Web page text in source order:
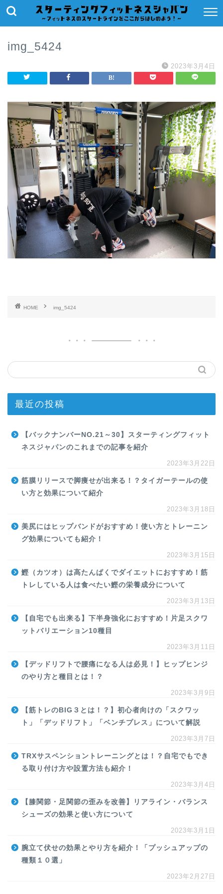
img_5424
2023年3月4日
HOME img_5424
最近の投稿
【バックナンバーNO.21～30】スターティングフィット
ネスジャパンのこれまでの記事を紹介
2023年3月22日
筋膜リリースで脚痩せが出来る！？タイガーテールの使
い方と効果について紹介
2023年3月18日
美尻にはヒップバンドがおすすめ！使い方とトレーニン
グ効果についても紹介！
2023年3月15日
鰹（カツオ）は高たんぱくでダイエットにおすすめ！筋
トレしている人は食べたい鰹の栄養成分について
2023年3月13日
【自宅でも出来る】下半身強化におすすめ！片足スクワ
ットバリエーション10種目
2023年3月11日
【デッドリフトで腰痛になる人は必見！】ヒップヒンジ
のやり方と種目とは！？
2023年3月9日
【筋トレのBIG３とは！？】初心者向けの「スクワッ
ト」「デッドリフト」「ベンチプレス」について解説
2023年3月7日
TRXサスペンショントレーニングとは！？自宅でもでき
る取り付け方や設置方法も紹介！
2023年3月4日
【膝関節・足関節の歪みを改善】リアライン・バランス
シューズの効果と使い方について
2023年3月1日
腕立て伏せの効果とやり方を紹介！「プッシュアップの
種類１０選」
2023年2月27日